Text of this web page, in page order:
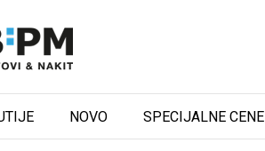
NOVO SPECIJALNE CENE